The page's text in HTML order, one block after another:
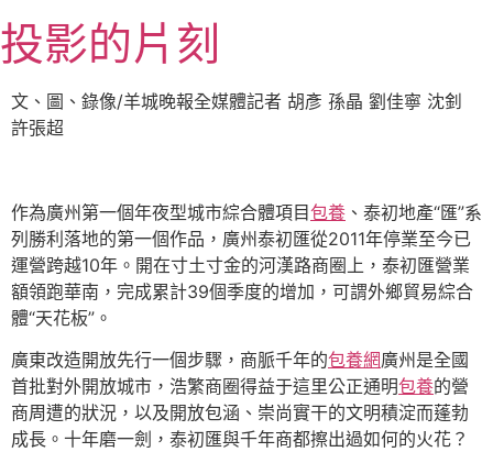
至
主
要
內
投影的片刻
文、圖、錄像/羊城晚報全媒體記者 胡彥 孫晶 劉佳寧 沈釗
許張超
作為廣州第一個年夜型城市綜合體項目包養 、泰初地產“匯”系
列勝利落地的第一個作品，廣州泰初匯從2011年停業至今已
運營跨越10年。開在寸土寸金的河漢路商圈上，泰初匯營業
額領跑華南，完成累計39個季度的增加，可謂外鄉貿易綜合
體“天花板”。
廣東改造開放先行一個步驟，商脈千年的包養網廣州是全國
首批對外開放城市，浩繁商圈得益于這里公正通明包養的營
商周遭的狀況，以及開放包涵、崇尚實干的文明積淀而蓬勃
成長。十年磨一劍，泰初匯與千年商都擦出過如何的火花？